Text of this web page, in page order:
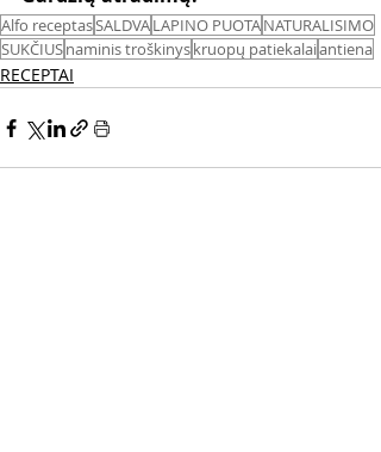
Alfo receptasSALDVALAPINO PUOTANATURALISIMO
SUKČIUSnaminis troškinyskruopų patiekalaiantiena
RECEPTAI